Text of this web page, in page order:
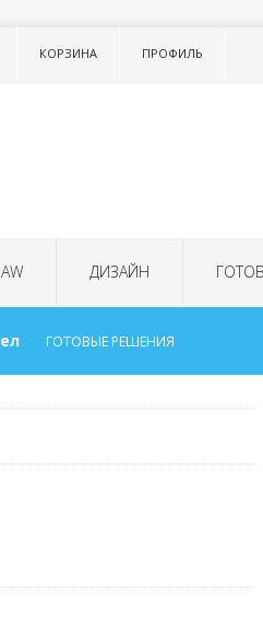
КОРЗИНА ПРОФИЛЬ
ДИЗАЙН
ГОТОВЫЕ РЕШЕНИЯ
ТОНКОСТИ WORD